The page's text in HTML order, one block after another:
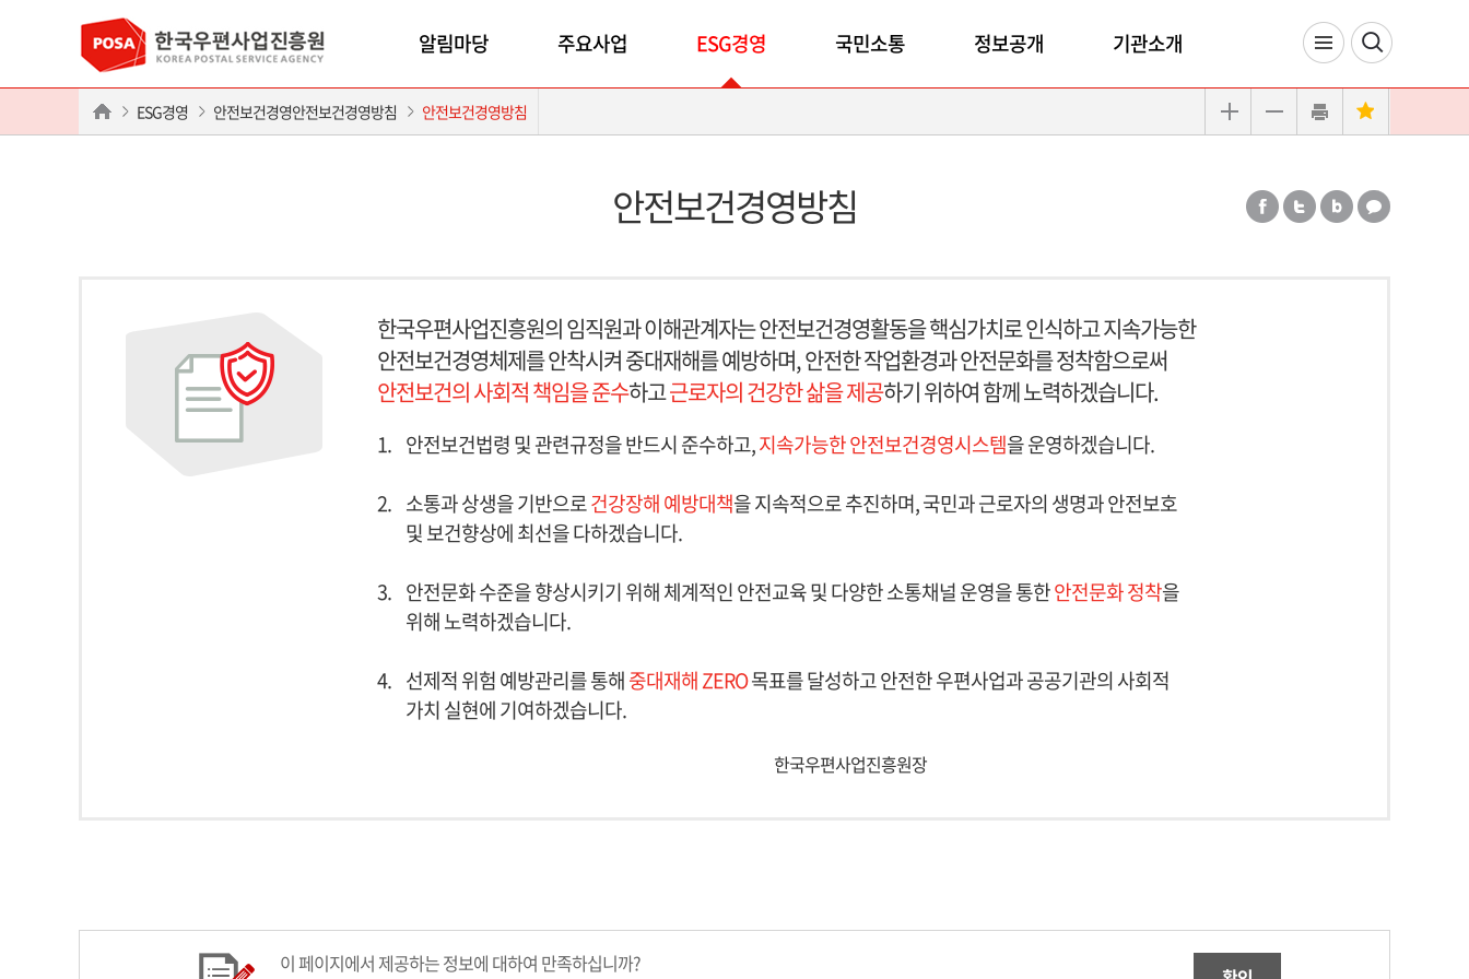
알림마당 주요사업 ESG경영 국민소통 정보공개 기관소개
ESG경영 안전보건경영안전보건경영방침 안전보건경영방침
안전보건경영방침
한국우편사업진흥원의 임직원과 이해관계자는 안전보건경영활동을 핵심가치로 인식하고 지속가능한
안전보건경영체제를 안착시켜 중대재해를 예방하며, 안전한 작업환경과 안전문화를 정착함으로써
안전보건의 사회적 책임을 준수하고근로자의 건강한 삶을 제공하기 위하여 함께 노력하겠습니다.
1. 안전보건법령 및 관련규정을 반드시 준수하고,지속가능한 안전보건경영시스템을 운영하겠습니다.
2. 소통과 상생을 기반으로건강장해 예방대책을 지속적으로 추진하며, 국민과 근로자의 생명과 안전보호
및 보건향상에 최선을 다하겠습니다.
3. 안전문화 수준을 향상시키기 위해 체계적인 안전교육 및 다양한 소통채널 운영을 통한안전문화 정착을
위해 노력하겠습니다.
4. 선제적 위험 예방관리를 통해중대재해 ZERO목표를 달성하고 안전한 우편사업과 공공기관의 사회적
가치 실현에 기여하겠습니다.
한국우편사업진흥원장
이 페이지에서 제공하는 정보에 대하여 만족하십니까?